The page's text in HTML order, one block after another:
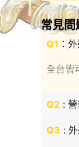
常見問
Q1 ：
全台皆
Q2: 營
Q3 :